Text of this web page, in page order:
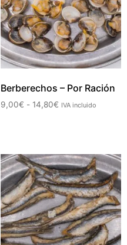
Berberechos – Por Ración
9,00€ - 14,80€ IVA incluido